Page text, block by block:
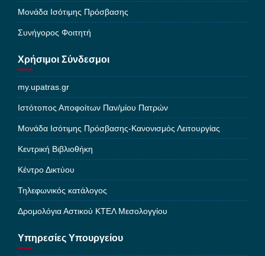
Μονάδα Ισότιμης Πρόσβασης
Συνήγορος Φοιτητή
Χρήσιμοι Σύνδεσμοι
my.upatras.gr
Ιστότοπος Αποφοίτων Παν/μίου Πατρών
Μονάδα Ισότιμης Πρόσβασης-Κανονισμός Λειτουργίας
Κεντρική Βιβλιοθήκη
Κέντρο Δικτύου
Τηλεφωνικός κατάλογος
Δρομολόγια Αστικού ΚΤΕΛ Μεσολογγίου
Υπηρεσίες Υπουργείου